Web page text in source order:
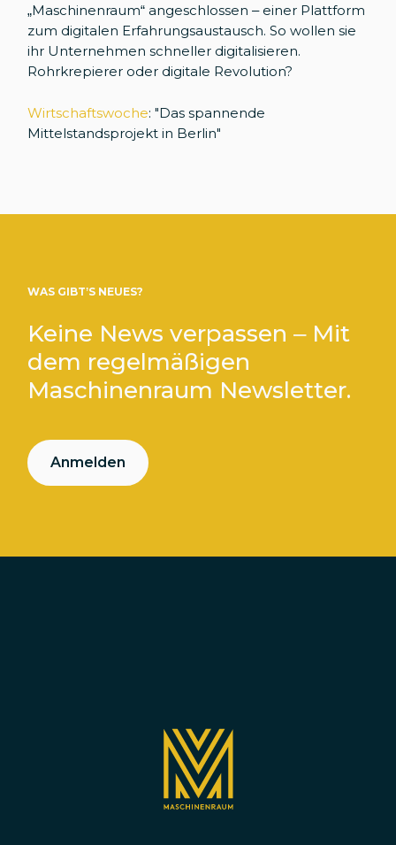
„Maschinenraum“ angeschlossen – einer Plattform
zum digitalen Erfahrungsaustausch. So wollen sie
ihr Unternehmen schneller digitalisieren.
Rohrkrepierer oder digitale Revolution?
Wirtschaftswoche: "Das spannende
Mittelstandsprojekt in Berlin"
WAS GIBT’S NEUES?
Keine News verpassen – Mit
dem regelmäßigen
Maschinenraum Newsletter.
Anmelden